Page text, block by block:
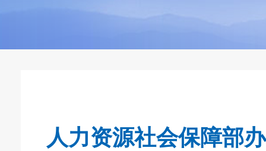
人力资源社会保障部